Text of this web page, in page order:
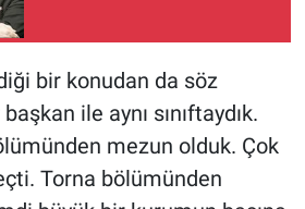
bir konudan da söz
ile aynı sınıftaydık.
mezun olduk. Çok
Torna bölümünden